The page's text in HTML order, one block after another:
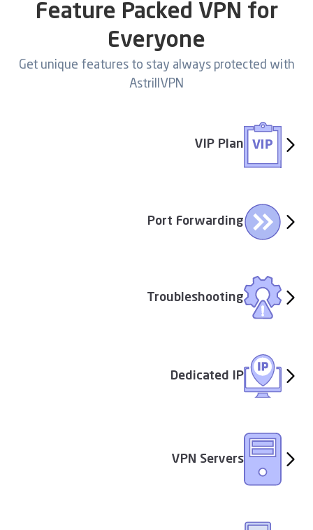
Feature Packed VPN for
Everyone
Get unique features to stay always protected with
AstrillVPN
VIP Plan
Port Forwarding
Troubleshooting
Dedicated IP
VPN Servers